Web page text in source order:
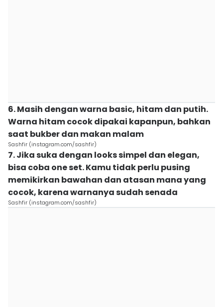
6. Masih dengan warna basic, hitam dan putih.
Warna hitam cocok dipakai kapanpun, bahkan
saat bukber dan makan malam
Sashfir (instagram.com/sashfir)
7. Jika suka dengan looks simpel dan elegan,
bisa coba one set. Kamu tidak perlu pusing
memikirkan bawahan dan atasan mana yang
cocok, karena warnanya sudah senada
Sashfir (instagram.com/sashfir)